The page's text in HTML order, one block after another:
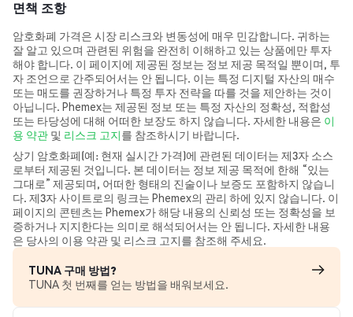
면책 조항
암호화폐 가격은 시장 리스크와 변동성에 매우 민감합니다. 귀하는
잘 알고 있으며 관련된 위험을 완전히 이해하고 있는 상품에만 투자
해야 합니다. 이 페이지에 제공된 정보는 정보 제공 목적일 뿐이며, 투
자 조언으로 간주되어서는 안 됩니다. 이는 특정 디지털 자산의 매수
또는 매도를 권장하거나 특정 투자 전략을 따를 것을 제안하는 것이
아닙니다. Phemex는 제공된 정보 또는 특정 자산의 정확성, 적합성
또는 타당성에 대해 어떠한 보장도 하지 않습니다. 자세한 내용은 이
용 약관 및 리스크 고지를 참조하시기 바랍니다.
상기 암호화폐(예: 현재 실시간 가격)에 관련된 데이터는 제3자 소스
로부터 제공된 것입니다. 본 데이터는 정보 제공 목적에 한해 “있는
그대로” 제공되며, 어떠한 형태의 진술이나 보증도 포함하지 않습니
다. 제3자 사이트로의 링크는 Phemex의 관리 하에 있지 않습니다. 이
페이지의 콘텐츠는 Phemex가 해당 내용의 신뢰성 또는 정확성을 보
증하거나 지지한다는 의미로 해석되어서는 안 됩니다. 자세한 내용
은 당사의 이용 약관 및 리스크 고지를 참조해 주세요.
TUNA 구매 방법?
TUNA 첫 번째를 얻는 방법을 배워보세요.